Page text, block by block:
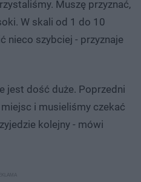
Muszę przyznać,
W skali od 1 do 10
nieco szybciej - przyznaje
jest dość duże. Poprzedni
miejsc i musieliśmy czekać
kolejny - mówi